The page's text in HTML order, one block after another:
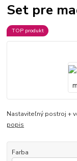
Set pre
TOP produkt
Nastaviteľný postroj +
popis
Farba